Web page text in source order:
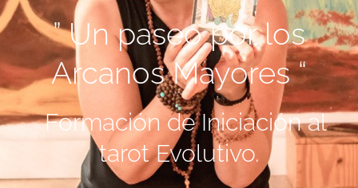
” Un paseo por los
Arcanos Mayores “
Formación de Iniciación al
tarot Evolutivo.